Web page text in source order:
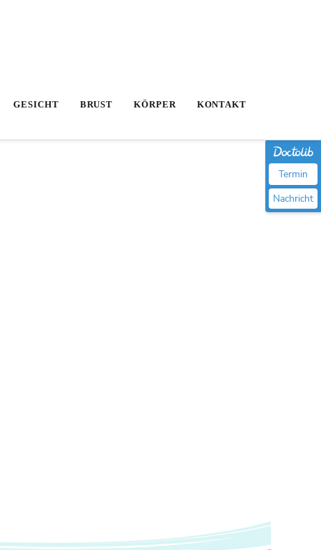
GESICHT BRUST KÖRPER KONTAKT
Termin
Nachricht